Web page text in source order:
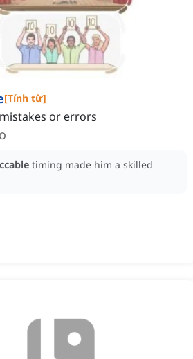
[Tính từ]
or errors
timing made him a skilled